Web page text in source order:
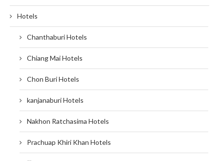
Hotels
Chanthaburi Hotels
Chiang Mai Hotels
Chon Buri Hotels
kanjanaburi Hotels
Nakhon Ratchasima Hotels
Prachuap Khiri Khan Hotels